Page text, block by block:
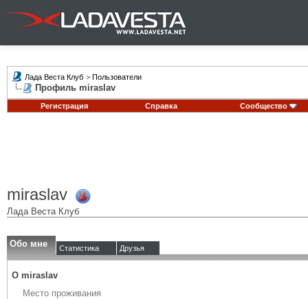
Лада Веста Клуб > Пользователи
Профиль miraslav
Регистрация Справка Сообщество
miraslav
Лада Веста Клуб
Обо мне Статистика Друзья
О miraslav
Место проживания